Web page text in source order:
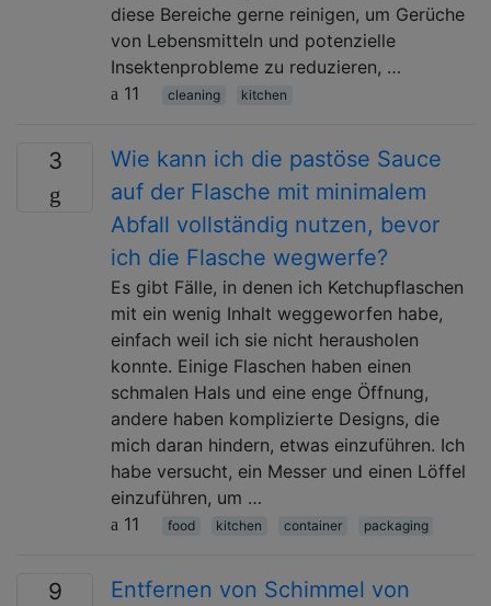
diese Bereiche gerne reinigen, um Gerüche
von Lebensmitteln und potenzielle
Insektenprobleme zu reduzieren, …
11
cleaning kitchen
3
Wie kann ich die pastöse Sauce
auf der Flasche mit minimalem
Abfall vollständig nutzen, bevor
ich die Flasche wegwerfe?
Es gibt Fälle, in denen ich Ketchupflaschen
mit ein wenig Inhalt weggeworfen habe,
einfach weil ich sie nicht herausholen
konnte. Einige Flaschen haben einen
schmalen Hals und eine enge Öffnung,
andere haben komplizierte Designs, die
mich daran hindern, etwas einzuführen. Ich
habe versucht, ein Messer und einen Löffel
einzuführen, um …
11
food kitchen container packaging
9
Entfernen von Schimmel von